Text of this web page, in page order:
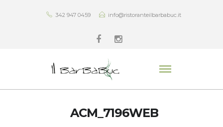
342 947 0459 info@ristoranteilbarbabuc.it
ACM_7196WEB